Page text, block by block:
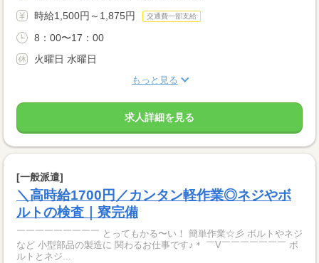
時給1,500円～1,875円 交通費一部支給
8：00〜17：00
火曜日 水曜日
もっと見る
求人詳細を見る
[一般派遣]
＼高時給1700円／カンタン軽作業◎ネジやボ
ルトの検査｜寮完備
￣￣￣￣￣￣￣￣￣ とってもかる〜い！ 簡単作業☆彡 ボルトやネジ
など 小型部品の製造に 関わるお仕事です♪＊ ￣V￣￣￣￣￣￣￣ ボ
ルトとネジ...